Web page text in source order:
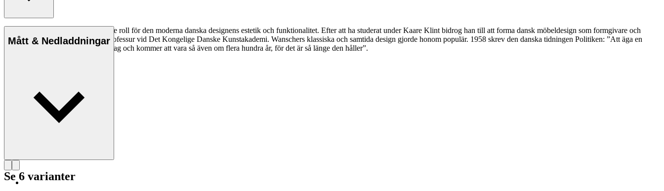
Ole Wanscher spelade en avgörande roll för den moderna danska designens estetik och funktionalitet. Efter att ha studerat under Kaare Klint bidrog han till att forma dansk möbeldesign som formgivare och
pedagog när han tog över Klints professur vid Det Kongelige Danske Kunstakademi. Wanschers klassiska och samtida design gjorde honom populär. 1958 skrev den danska tidningen Politiken: ”Att äga en
Wanscher-stol är ett äventyr varje dag och kommer att vara så även om flera hundra år, för det är så länge den håller”.
Mått & Nedladdningar
Se 6 varianter